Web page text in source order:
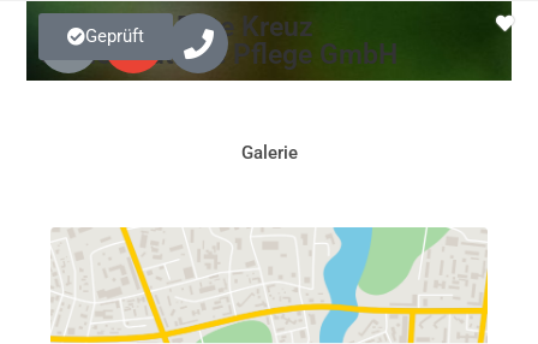
Deutsches Rote Kreuz
Gemeinnützige Pflege GmbH
Geprüft
Galerie